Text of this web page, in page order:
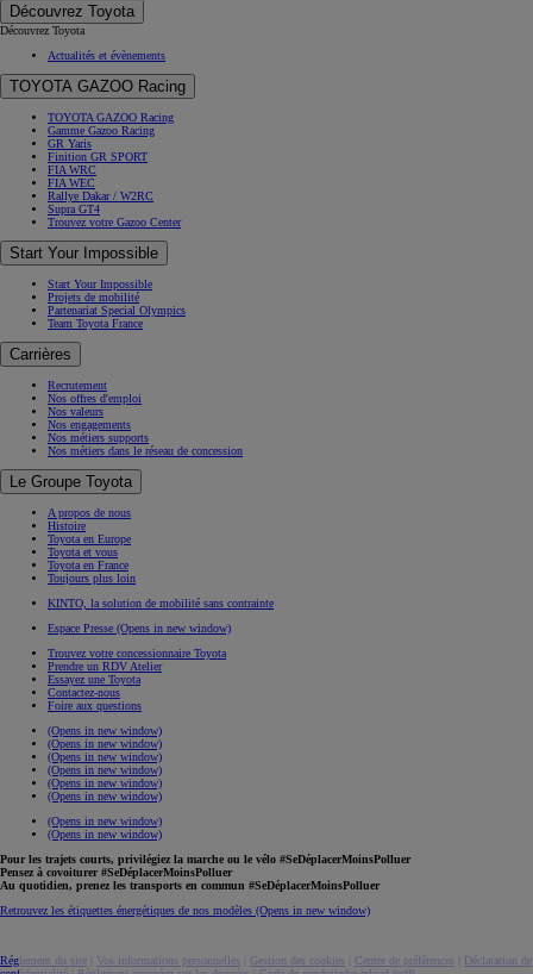
Découvrez Toyota
Découvrez Toyota
Actualités et évènements
TOYOTA GAZOO Racing
TOYOTA GAZOO Racing
Gamme Gazoo Racing
GR Yaris
Finition GR SPORT
FIA WRC
FIA WEC
Rallye Dakar / W2RC
Supra GT4
Trouvez votre Gazoo Center
Start Your Impossible
Start Your Impossible
Projets de mobilité
Partenariat Special Olympics
Team Toyota France
Carrières
Recrutement
Nos offres d'emploi
Nos valeurs
Nos engagements
Nos métiers supports
Nos métiers dans le réseau de concession
Le Groupe Toyota
A propos de nous
Histoire
Toyota en Europe
Toyota et vous
Toyota en France
Toujours plus loin
KINTO, la solution de mobilité sans contrainte
Espace Presse (Opens in new window)
Trouvez votre concessionnaire Toyota
Prendre un RDV Atelier
Essayez une Toyota
Contactez-nous
Foire aux questions
(Opens in new window)
(Opens in new window)
(Opens in new window)
(Opens in new window)
(Opens in new window)
(Opens in new window)
(Opens in new window)
(Opens in new window)
Pour les trajets courts, privilégiez la marche ou le vélo #SeDéplacerMoinsPolluer
Pensez à covoiturer #SeDéplacerMoinsPolluer
Au quotidien, prenez les transports en commun #SeDéplacerMoinsPolluer
Retrouvez les étiquettes énergétiques de nos modèles (Opens in new window)
Réglement du site Vos informations personnelles Gestion des cookies Centre de préférences
Déclaration de